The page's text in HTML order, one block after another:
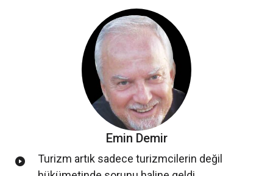
Emin Demir
Turizm artık sadece turizmcilerin değil